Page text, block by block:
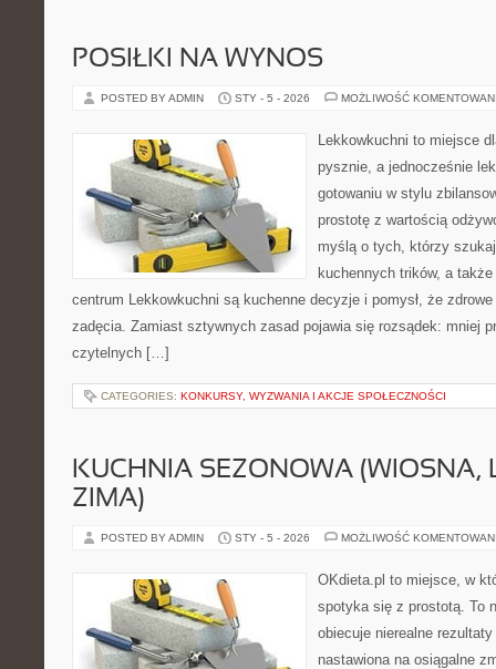
POSIŁKI NA WYNOS
POSTED BY ADMIN STY - 5 - 2026 MOŻLIWOŚĆ
Lekkowkuchni to miejsce
pysznie, a jednocześnie
gotowaniu w stylu
prostotę z wartością
myślą o tych, którzy
kuchennych trików, a
centrum Lekkowkuchni są kuchenne decyzje i pomysł, że
zadęcia. Zamiast sztywnych zasad pojawia się rozsądek: mniej
czytelnych […]
CATEGORIES: KONKURSY, WYZWANIA I AKCJE SPOŁECZNOŚCI
KUCHNIA SEZONOWA (WIOSNA,
ZIMA)
POSTED BY ADMIN STY - 5 - 2026 MOŻLIWOŚĆ
OKdieta.pl to miejsce, w
spotyka się z prostotą. To
obiecuje nierealne
nastawiona na osiągalne